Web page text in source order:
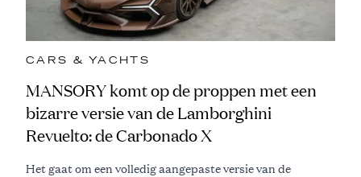
CARS & YACHTS
MANSORY komt op de proppen met een
bizarre versie van de Lamborghini
Revuelto: de Carbonado X
Het gaat om een volledig aangepaste versie van de